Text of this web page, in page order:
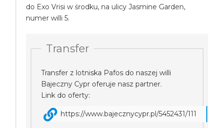
do Exo Vrisi w środku, na ulicy Jasmine Garden,
numer willi 5.
Transfer
Transfer z lotniska Pafos do naszej willi
Bajeczny Cypr oferuje nasz partner.
Link do oferty:
https://www.bajecznycypr.pl/5452431/111